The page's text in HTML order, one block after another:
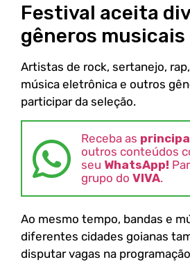
Festival aceita
gêneros musicais
Artistas de rock, sertanejo,
música eletrônica e outros
participar da seleção.
Receba as
outros conteúdos
seu WhatsApp!
grupo do VIVA.
Ao mesmo tempo, bandas e
diferentes cidades goianas
disputar vagas na